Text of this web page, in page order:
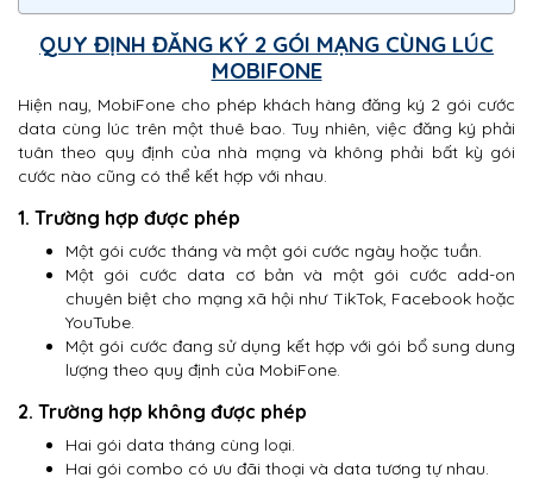
QUY ĐỊNH ĐĂNG KÝ 2 GÓI MẠNG CÙNG LÚC
MOBIFONE
Hiện nay, MobiFone cho phép khách hàng đăng ký 2 gói cước
data cùng lúc trên một thuê bao. Tuy nhiên, việc đăng ký phải
tuân theo quy định của nhà mạng và không phải bất kỳ gói
cước nào cũng có thể kết hợp với nhau.
1. Trường hợp được phép
Một gói cước tháng và một gói cước ngày hoặc tuần.
Một gói cước data cơ bản và một gói cước add-on
chuyên biệt cho mạng xã hội như TikTok, Facebook hoặc
YouTube.
Một gói cước đang sử dụng kết hợp với gói bổ sung dung
lượng theo quy định của MobiFone.
2. Trường hợp không được phép
Hai gói data tháng cùng loại.
Hai gói combo có ưu đãi thoại và data tương tự nhau.